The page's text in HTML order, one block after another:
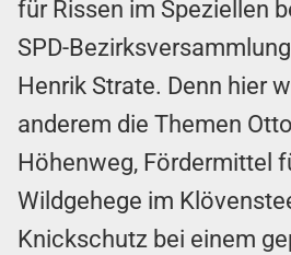
für Rissen im Speziellen
SPD-
Henrik Strate. Denn hier
anderem die Themen
Höhenweg, Fördermittel
Wildgehege im
Knickschutz bei einem